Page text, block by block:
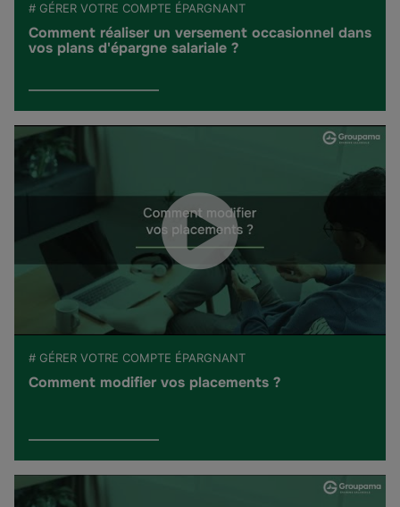
# GÉRER VOTRE COMPTE ÉPARGNANT
Comment réaliser un versement occasionnel dans
vos plans d'épargne salariale ?
# GÉRER VOTRE COMPTE ÉPARGNANT
Comment modifier vos placements ?